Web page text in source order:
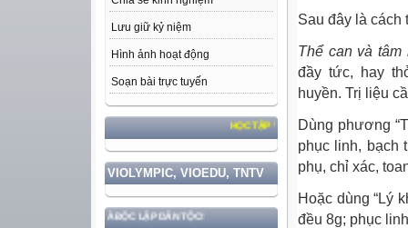
Lưu giữ kỷ niệm
Hình ảnh hoạt động
Soạn bài trực tuyến
HỌC TẬP VÀ LÀM THEO TƯ TƯỞNG, ĐẠO
VIOLYMPIC, VIOEDU, TNTV
CHỦ QUYỀN VÀ ĐỘC LẬP DÂN TỘC!
Sau đây là cách
Thể can và tâm
đầy tức, hay
huyền. Trị liệu
Dùng phương
phục linh, bạch
phụ, chỉ xác,
Hoặc dùng “Lý
đều 8g; phục